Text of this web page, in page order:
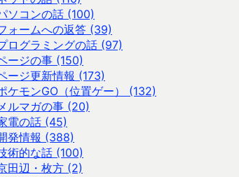
ソコンの話 (100)
ォームへの返答 (39)
ログラミングの話 (97)
ージの事 (150)
ージ更新情報 (173)
ケモンGO（位置ゲー） (132)
ルマガの事 (20)
電の話 (45)
発情報 (388)
術的な話 (100)
田辺・枚方 (2)